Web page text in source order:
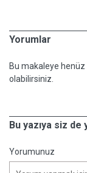
Yorumlar
Bu makaleye
olabilirsiniz.
Bu yazıya siz
Yorumunuz